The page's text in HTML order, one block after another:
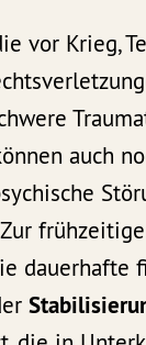
vor Krieg,
auch
dauerhafte